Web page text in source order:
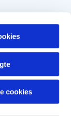
cookies